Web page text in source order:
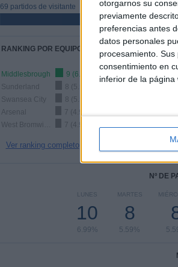
otorgarnos su
previamente
preferencias antes
datos personales
procesamiento.
consentimiento en
inferior de la página
69 partidos de visitante
48.25%
RANKING POR EQUIPOS
Middlesbrough
9 (6.29%)
Sunderland
8 (5.59%)
Swansea City
8 (5.59%)
Arsenal
7 (4.9%)
7 (4.9%)
Ver ranking completo
Nº DE
LUNES
10
6.99%
MARTES
8
5.59%